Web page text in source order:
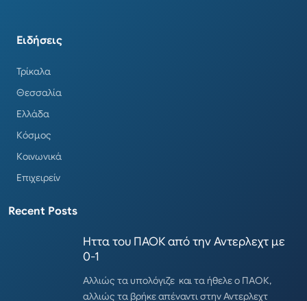
Ειδήσεις
Τρίκαλα
Θεσσαλία
Ελλάδα
Κόσμος
Κοινωνικά
Επιχειρείν
Recent Posts
Ηττα του ΠΑΟΚ από την Αντερλεχτ με
0-1
Αλλιώς τα υπολόγιζε και τα ήθελε ο ΠΑΟΚ,
αλλιώς τα βρήκε απέναντι στην Αντερλεχτ